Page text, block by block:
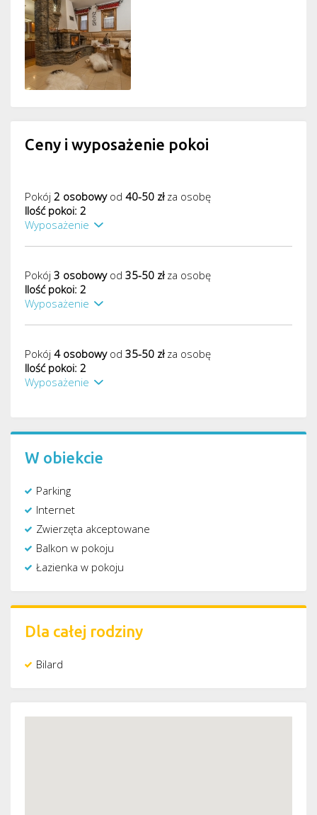
Ceny i wyposażenie pokoi
Pokój 2 osobowyod 40-50 złza osobę
Ilość pokoi: 2
Wyposażenie
Pokój 3 osobowyod 35-50 złza osobę
Ilość pokoi: 2
Wyposażenie
Pokój 4 osobowyod 35-50 złza osobę
Ilość pokoi: 2
Wyposażenie
W obiekcie
Parking
Internet
Zwierzęta akceptowane
Balkon w pokoju
Łazienka w pokoju
Dla całej rodziny
Bilard